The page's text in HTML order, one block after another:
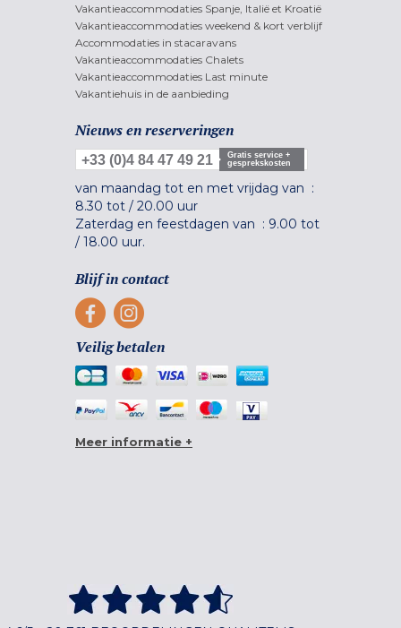
Vakantieaccommodaties Spanje, Italië et Kroatië
Vakantieaccommodaties weekend & kort verblijf
Accommodaties in stacaravans
Vakantieaccommodaties Chalets
Vakantieaccommodaties Last minute
Vakantiehuis in de aanbieding
Nieuws en reserveringen
+33 (0)4 84 47 49 21
Gratis service +
gesprekskosten
van maandag tot en met vrijdag van :
8.30 tot / 20.00 uur
Zaterdag en feestdagen van : 9.00 tot
/ 18.00 uur.
Blijf in contact
Veilig betalen
Meer informatie +